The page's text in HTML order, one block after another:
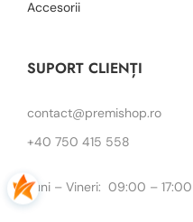
Accesorii
SUPORT CLIENȚI
contact@premishop.ro
+40 750 415 558
Luni – Vineri: 09:00 – 17:00